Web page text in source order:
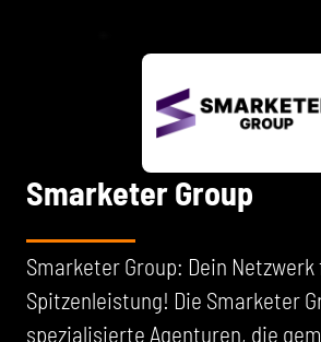
Smarketer Group
Smarketer Group: Dein
Spitzenleistung! Die Smarketer
spezialisierte Agenturen, die